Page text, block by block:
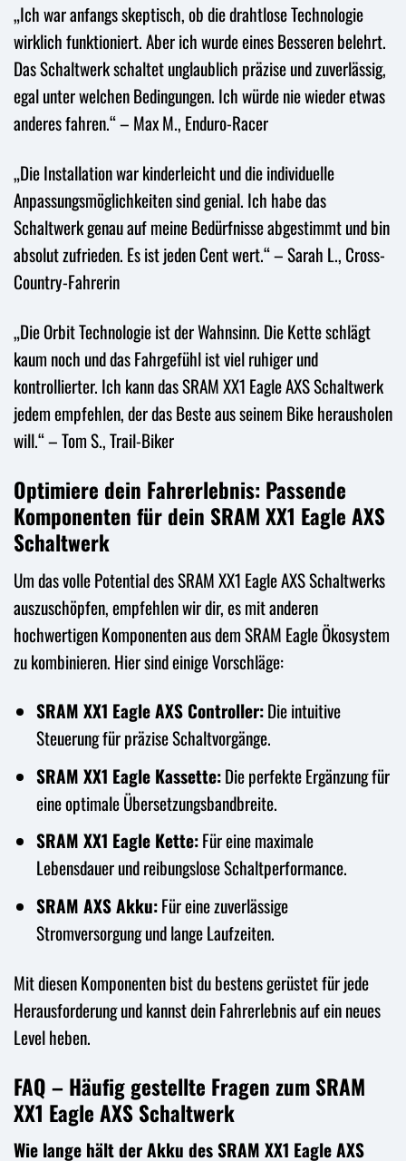
„Ich war anfangs skeptisch, ob die drahtlose Technologie
wirklich funktioniert. Aber ich wurde eines Besseren belehrt.
Das Schaltwerk schaltet unglaublich präzise und zuverlässig,
egal unter welchen Bedingungen. Ich würde nie wieder etwas
anderes fahren.“ – Max M., Enduro-Racer
„Die Installation war kinderleicht und die individuelle
Anpassungsmöglichkeiten sind genial. Ich habe das
Schaltwerk genau auf meine Bedürfnisse abgestimmt und bin
absolut zufrieden. Es ist jeden Cent wert.“ – Sarah L., Cross-
Country-Fahrerin
„Die Orbit Technologie ist der Wahnsinn. Die Kette schlägt
kaum noch und das Fahrgefühl ist viel ruhiger und
kontrollierter. Ich kann das SRAM XX1 Eagle AXS Schaltwerk
jedem empfehlen, der das Beste aus seinem Bike herausholen
will.“ – Tom S., Trail-Biker
Optimiere dein Fahrerlebnis: Passende
Komponenten für dein SRAM XX1 Eagle AXS
Schaltwerk
Um das volle Potential des SRAM XX1 Eagle AXS Schaltwerks
auszuschöpfen, empfehlen wir dir, es mit anderen
hochwertigen Komponenten aus dem SRAM Eagle Ökosystem
zu kombinieren. Hier sind einige Vorschläge:
SRAM XX1 Eagle AXS Controller:Die intuitive
Steuerung für präzise Schaltvorgänge.
SRAM XX1 Eagle Kassette:Die perfekte Ergänzung für
eine optimale Übersetzungsbandbreite.
SRAM XX1 Eagle Kette:Für eine maximale
Lebensdauer und reibungslose Schaltperformance.
SRAM AXS Akku:Für eine zuverlässige
Stromversorgung und lange Laufzeiten.
Mit diesen Komponenten bist du bestens gerüstet für jede
Herausforderung und kannst dein Fahrerlebnis auf ein neues
Level heben.
FAQ – Häufig gestellte Fragen zum SRAM
XX1 Eagle AXS Schaltwerk
Wie lange hält der Akku des SRAM XX1 Eagle AXS